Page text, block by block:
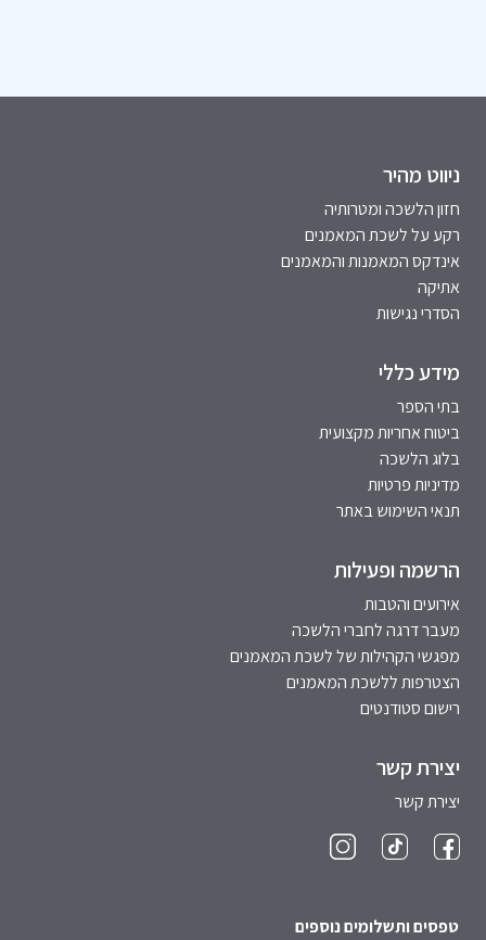
ניווט מהיר
חזון הלשכה ומטרותיה
רקע על לשכת המאמנים
אינדקס המאמנות והמאמנים
אתיקה
הסדרי נגישות
מידע כללי
בתי הספר
ביטוח אחריות מקצועית
בלוג הלשכה
מדיניות פרטיות
תנאי השימוש באתר
הרשמה ופעילות
אירועים והטבות
מעבר דרגה לחברי הלשכה
מפגשי הקהילות של לשכת המאמנים
הצטרפות ללשכת המאמנים
רישום סטודנטים
יצירת קשר
יצירת קשר
טפסים ותשלומים נוספים